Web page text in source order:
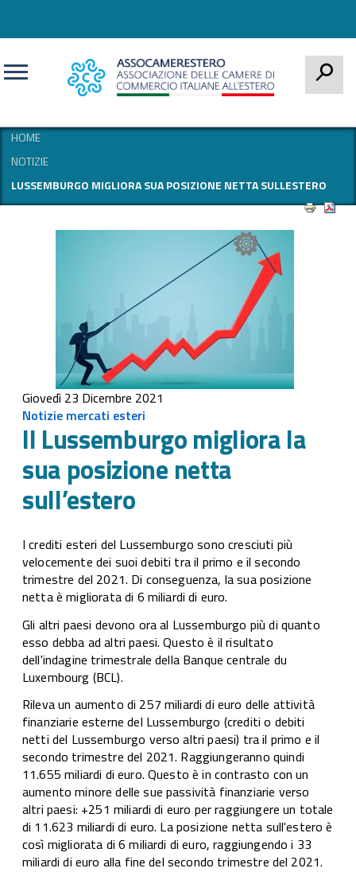
HOME
NOTIZIE
LUSSEMBURGO MIGLIORA SUA POSIZIONE NETTA SULLESTERO
Giovedì 23 Dicembre 2021
Notizie mercati esteri
Il Lussemburgo migliora la
sua posizione netta
sull’estero
I crediti esteri del Lussemburgo sono cresciuti più
velocemente dei suoi debiti tra il primo e il secondo
trimestre del 2021. Di conseguenza, la sua posizione
netta è migliorata di 6 miliardi di euro.
Gli altri paesi devono ora al Lussemburgo più di quanto
esso debba ad altri paesi. Questo è il risultato
dell'indagine trimestrale della Banque centrale du
Luxembourg (BCL).
Rileva un aumento di 257 miliardi di euro delle attività
finanziarie esterne del Lussemburgo (crediti o debiti
netti del Lussemburgo verso altri paesi) tra il primo e il
secondo trimestre del 2021. Raggiungeranno quindi
11.655 miliardi di euro. Questo è in contrasto con un
aumento minore delle sue passività finanziarie verso
altri paesi: +251 miliardi di euro per raggiungere un totale
di 11.623 miliardi di euro. La posizione netta sull'estero è
così migliorata di 6 miliardi di euro, raggiungendo i 33
miliardi di euro alla fine del secondo trimestre del 2021.